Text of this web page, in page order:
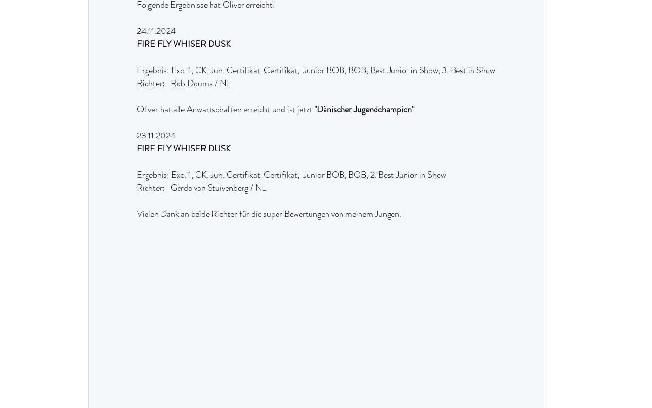
Folgende Ergebnisse hat Oliver erreicht:
24.11.2024
FIRE FLY WHISER DUSK
Ergebnis: Exc. 1, CK, Jun. Certifikat, Certifikat,  Junior BOB, BOB, Best Junior in Show, 3. Best in Show
Richter:   Rob Douma / NL
Oliver hat alle Anwartschaften erreicht und ist jetzt "Dänischer Jugendchampion"
23.11.2024
FIRE FLY WHISER DUSK
Ergebnis: Exc. 1, CK, Jun. Certifikat, Certifikat,  Junior BOB, BOB, 2. Best Junior in Show
Richter:   Gerda van Stuivenberg / NL
Vielen Dank an beide Richter für die super Bewertungen von meinem Jungen.